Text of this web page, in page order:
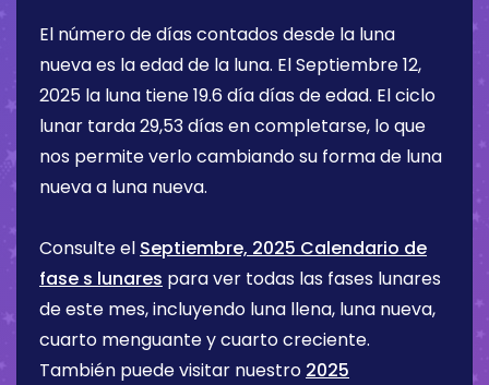
El número de días contados desde la luna
nueva es la edad de la luna. ElSeptiembre 12,
2025 la luna tiene19.6 díadías de edad. El ciclo
lunar tarda 29,53 días en completarse, lo que
nos permite verlo cambiando su forma de luna
nueva a luna nueva.
Consulte el Septiembre, 2025 Calendario de
fase s lunares para ver todas las fases lunares
de este mes, incluyendo luna llena, luna nueva,
cuarto menguante y cuarto creciente.
También puede visitar nuestro 2025